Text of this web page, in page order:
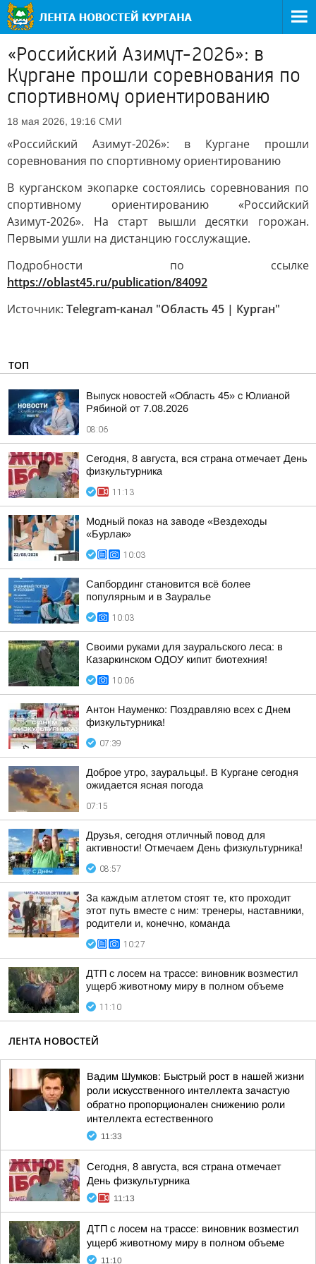
«Российский Азимут-2026»: в
Кургане прошли соревнования по
спортивному ориентированию
18 мая 2026, 19:16 СМИ
«Российский Азимут-2026»: в Кургане прошли
соревнования по спортивному ориентированию
В курганском экопарке состоялись соревнования по
спортивному ориентированию «Российский
Азимут-2026». На старт вышли десятки горожан.
Первыми ушли на дистанцию госслужащие.
Подробности по ссылке
https://oblast45.ru/publication/84092
Источник: Telegram-канал "Область 45 | Курган"
ТОП
Выпуск новостей «Область 45» с Юлианой
Рябиной от 7.08.2026
08:06
Сегодня, 8 августа, вся страна отмечает День
физкультурника
11:13
Модный показ на заводе «Вездеходы
«Бурлак»
10:03
Сапбординг становится всё более
популярным и в Зауралье
10:03
Своими руками для зауральского леса: в
Казаркинском ОДОУ кипит биотехния!
10:06
Антон Науменко: Поздравляю всех с Днем
физкультурника!
07:39
Доброе утро, зауральцы!. В Кургане сегодня
ожидается ясная погода
07:15
Друзья, сегодня отличный повод для
активности! Отмечаем День физкультурника!
08:57
За каждым атлетом стоят те, кто проходит
этот путь вместе с ним: тренеры, наставники,
родители и, конечно, команда
10:27
ДТП с лосем на трассе: виновник возместил
ущерб животному миру в полном объеме
11:10
ЛЕНТА НОВОСТЕЙ
Вадим Шумков: Быстрый рост в нашей жизни
роли искусственного интеллекта зачастую
обратно пропорционален снижению роли
интеллекта естественного
11:33
Сегодня, 8 августа, вся страна отмечает
День физкультурника
11:13
ДТП с лосем на трассе: виновник возместил
ущерб животному миру в полном объеме
11:10